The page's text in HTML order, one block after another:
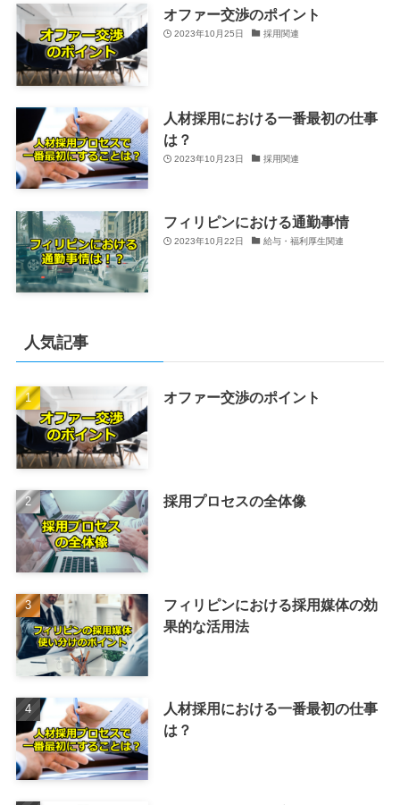
オファー交渉のポイント
2023年10月25日 採用関連
人材採用における一番最初の仕事
は？
2023年10月23日 採用関連
フィリピンにおける通勤事情
2023年10月22日 給与・福利厚生関連
人気記事
オファー交渉のポイント
採用プロセスの全体像
フィリピンにおける採用媒体の効
果的な活用法
人材採用における一番最初の仕事
は？